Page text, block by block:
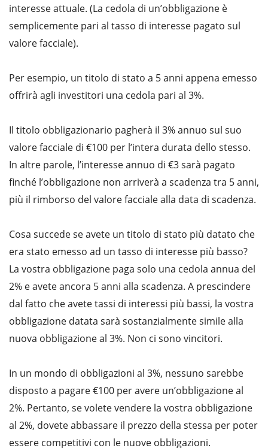
interesse attuale. (La cedola di un’obbligazione è
semplicemente pari al tasso di interesse pagato sul
valore facciale).
Per esempio, un titolo di stato a 5 anni appena emesso
offrirà agli investitori una cedola pari al 3%.
Il titolo obbligazionario pagherà il 3% annuo sul suo
valore facciale di €100 per l’intera durata dello stesso.
In altre parole, l’interesse annuo di €3 sarà pagato
finché l’obbligazione non arriverà a scadenza tra 5 anni,
più il rimborso del valore facciale alla data di scadenza.
Cosa succede se avete un titolo di stato più datato che
era stato emesso ad un tasso di interesse più basso?
La vostra obbligazione paga solo una cedola annua del
2% e avete ancora 5 anni alla scadenza. A prescindere
dal fatto che avete tassi di interessi più bassi, la vostra
obbligazione datata sarà sostanzialmente simile alla
nuova obbligazione al 3%. Non ci sono vincitori.
In un mondo di obbligazioni al 3%, nessuno sarebbe
disposto a pagare €100 per avere un’obbligazione al
2%. Pertanto, se volete vendere la vostra obbligazione
al 2%, dovete abbassare il prezzo della stessa per poter
essere competitivi con le nuove obbligazioni.